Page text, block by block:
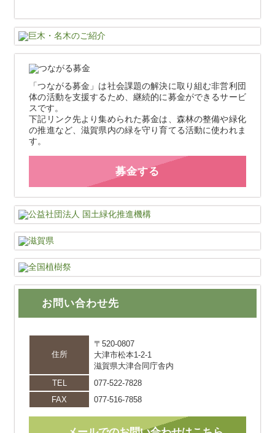
「つながる募金」は社会課題の解決に取り組む非営利団
体の活動を支援するため、継続的に募金ができるサービ
スです。
下記リンク先より集められた募金は、森林の整備や緑化
の推進など、滋賀県内の緑を守り育てる活動に使われま
す。
募金する
お問い合わせ先
住所
〒520-0807
大津市松本1-2-1
滋賀県大津合同庁舎内
TEL
077-522-7828
FAX
077-516-7858